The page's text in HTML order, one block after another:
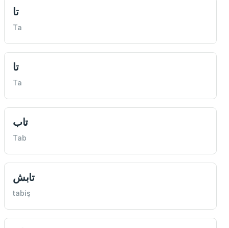
تا
Ta
تا
Ta
تاب
Tab
تابش
tabiş